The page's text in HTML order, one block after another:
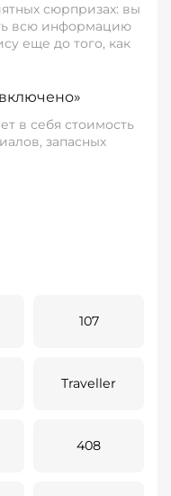
сюрпризах: вы
всю информацию
еще до того, как
в себя стоимость
запасных
107
Traveller
408